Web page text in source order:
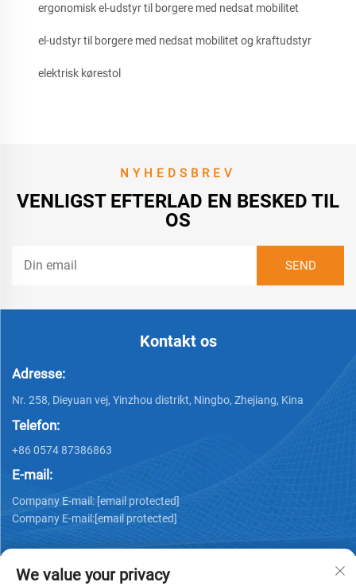
ergonomisk el-udstyr til borgere med nedsat mobilitet
el-udstyr til borgere med nedsat mobilitet og kraftudstyr
elektrisk kørestol
NYHEDSBREV
VENLIGST EFTERLAD EN BESKED TIL
OS
Kontakt os
Adresse:
Nr. 258, Dieyuan vej, Yinzhou distrikt, Ningbo, Zhejiang, Kina
Telefon:
+86 0574 87386863
E-mail:
Company E-mail: [email protected]
Company E-mail:[email protected]
We value your privacy